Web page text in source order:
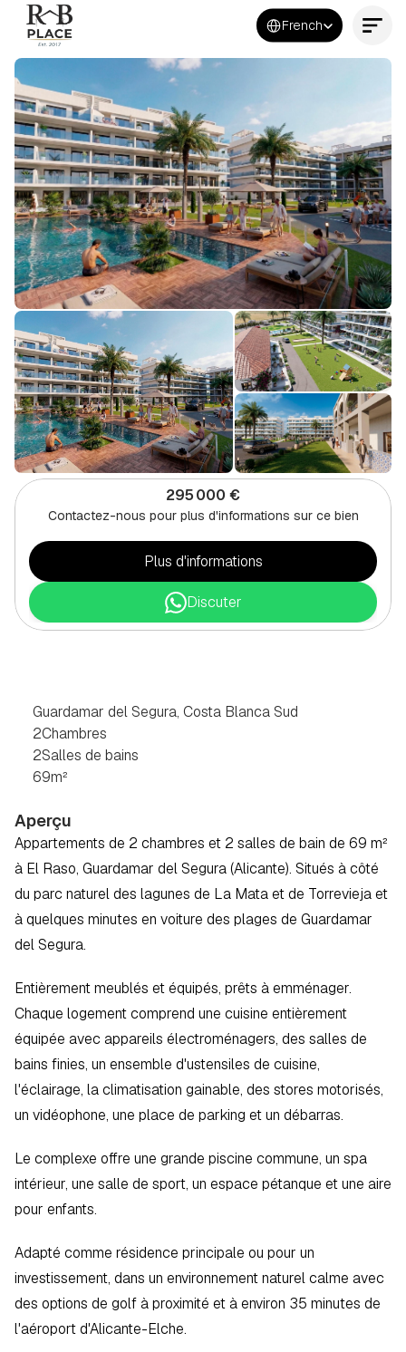
Select Language
French
Contactez-nous maintenant
295 000 €
Contactez-nous pour plus d'informations sur ce bien
Plus d'informations
Discuter
Guardamar del Segura, Costa Blanca Sud
2Chambres
2Salles de bains
69m²
Aperçu
Appartements de 2 chambres et 2 salles de bain de 69 m²
à El Raso, Guardamar del Segura (Alicante). Situés à côté
du parc naturel des lagunes de La Mata et de Torrevieja et
à quelques minutes en voiture des plages de Guardamar
del Segura.
Entièrement meublés et équipés, prêts à emménager.
Chaque logement comprend une cuisine entièrement
équipée avec appareils électroménagers, des salles de
bains finies, un ensemble d'ustensiles de cuisine,
l'éclairage, la climatisation gainable, des stores motorisés,
un vidéophone, une place de parking et un débarras.
Le complexe offre une grande piscine commune, un spa
intérieur, une salle de sport, un espace pétanque et une aire
pour enfants.
Adapté comme résidence principale ou pour un
investissement, dans un environnement naturel calme avec
des options de golf à proximité et à environ 35 minutes de
l'aéroport d'Alicante-Elche.